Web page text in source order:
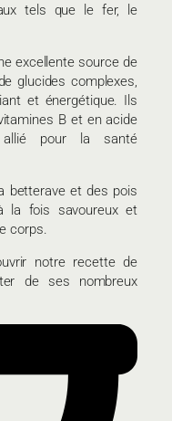
tels que le fer, le
excellente source de
glucides complexes,
et énergétique. Ils
B et en acide
pour la santé
betterave et des pois
la fois savoureux et
corps.
notre recette de
de ses nombreux